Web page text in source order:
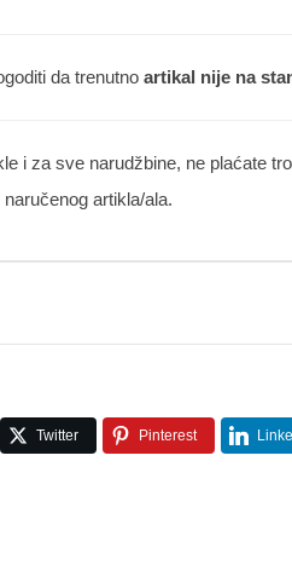
da trenutno artikal nije na
i za sve narudžbine, ne plaćate
artikla/ala.
Twitter Pinterest